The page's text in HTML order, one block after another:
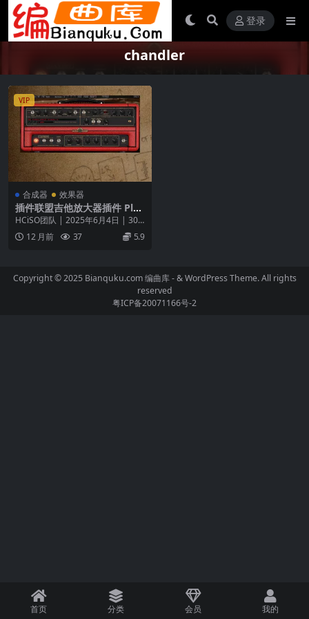
登录
chandler
VIP
合成器 效果器
插件联盟吉他放大器插件 Plu
gin Alliance Chandler Limit
ed GAV19T v1.11.1 macOS-
HCiSO
HCiSO团队 | 2025年6月4日 | 30.7
2 MB Chandler ...
12 月前 37 5.9
Copyright © 2025 Bianquku.com编曲库- & WordPress Theme. All rights
reserved
粤ICP备20071166号-2
首页 分类 会员 我的